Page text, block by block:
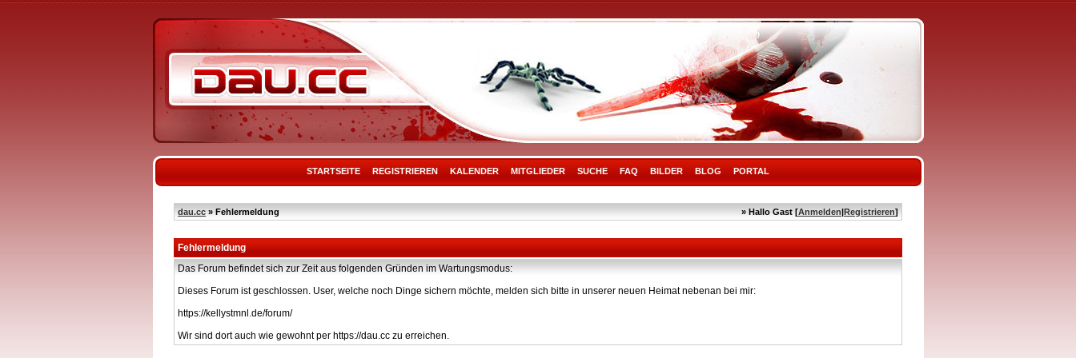
STARTSEITE REGISTRIEREN KALENDER MITGLIEDER SUCHE FAQ BILDER BLOG PORTAL
dau.cc » Fehlermeldung » Hallo Gast [Anmelden|Registrieren]
Fehlermeldung
Das Forum befindet sich zur Zeit aus folgenden Gründen im Wartungsmodus:
Dieses Forum ist geschlossen. User, welche noch Dinge sichern möchte, melden sich bitte in unserer neuen Heimat nebenan bei mir:
https://kellystmnl.de/forum/
Wir sind dort auch wie gewohnt per https://dau.cc zu erreichen.